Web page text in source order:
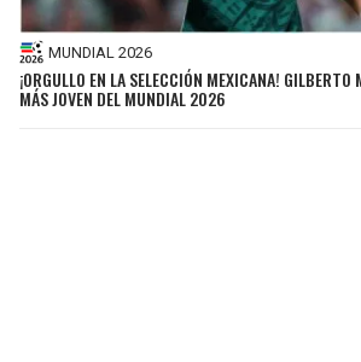
MUNDIAL 2026
¡ORGULLO EN LA SELECCIÓN MEXICANA! GILBERTO
MÁS JOVEN DEL MUNDIAL 2026